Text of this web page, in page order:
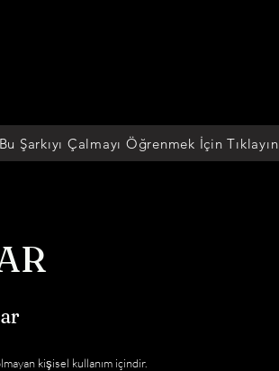
Bu Şarkıyı Çalmayı Öğrenmek İçin Tıklayın
kişisel kullanım içindir.